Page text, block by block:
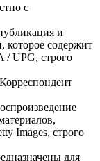
с
и
которое содержит
/ UPG, строго
Images, строго
для